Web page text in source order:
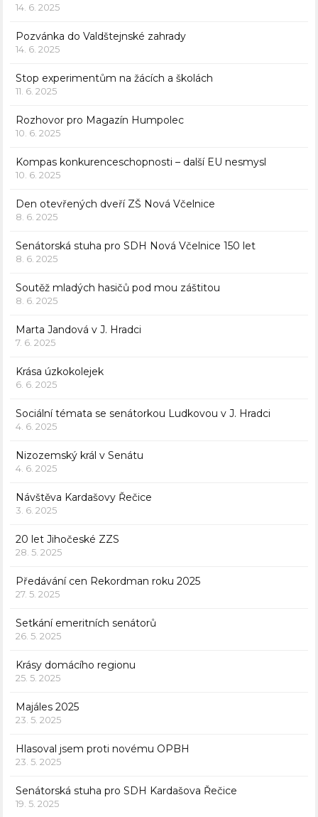
14. 6. 2025
Pozvánka do Valdštejnské zahrady
14. 6. 2025
Stop experimentům na žácích a školách
11. 6. 2025
Rozhovor pro Magazín Humpolec
10. 6. 2025
Kompas konkurenceschopnosti – další EU nesmysl
10. 6. 2025
Den otevřených dveří ZŠ Nová Včelnice
8. 6. 2025
Senátorská stuha pro SDH Nová Včelnice 150 let
8. 6. 2025
Soutěž mladých hasičů pod mou záštitou
8. 6. 2025
Marta Jandová v J. Hradci
7. 6. 2025
Krása úzkokolejek
6. 6. 2025
Sociální témata se senátorkou Ludkovou v J. Hradci
4. 6. 2025
Nizozemský král v Senátu
4. 6. 2025
Návštěva Kardašovy Řečice
3. 6. 2025
20 let Jihočeské ZZS
28. 5. 2025
Předávání cen Rekordman roku 2025
27. 5. 2025
Setkání emeritních senátorů
26. 5. 2025
Krásy domácího regionu
25. 5. 2025
Majáles 2025
23. 5. 2025
Hlasoval jsem proti novému OPBH
23. 5. 2025
Senátorská stuha pro SDH Kardašova Řečice
19. 5. 2025